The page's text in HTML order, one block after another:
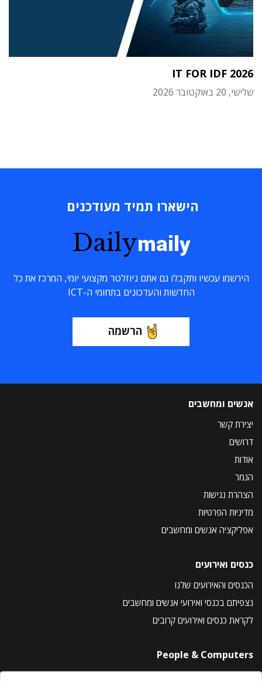
IT FOR IDF 2026
שלישי, 20 באוקטובר 2026
הישארו תמיד מעודכנים
Dailymaily
הירשמו עכשיו ותקבלו גם אתם ניוזלטר מקצועי יומי, המרכז את כל
החדשות והעדכונים בתחומי ה-ICT
הרשמה
אנשים ומחשבים
יצירת קשר
דרושים
אודות
הנמר
הצהרת נגישות
מדיניות הפרטיות
אפליקציה אנשים ומחשבים
כנסים ואירועים
הכנסים והאירועים שלנו
נצפיתם בכנסי ואירועי אנשים ומחשבים
לקראת כנסים ואירועים קרובים
People & Computers
About Us